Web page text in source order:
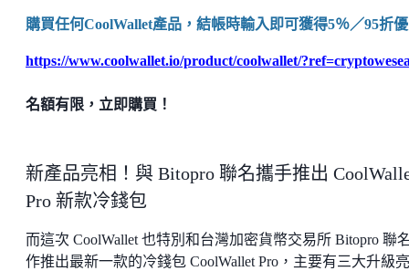
購買任何CoolWallet產品，結帳時輸入即可獲得5％／95折
https://www.coolwallet.io/product/coolwallet/
名額有限，立即購買！
新產品亮相！與 Bitopro 聯名攜手推出
Pro 新款冷錢包
而這次 CoolWallet 也特別和台灣加密貨幣交易所 Bitopro 聯
作推出最新一款的冷錢包 CoolWallet Pro，主要有三大升級亮